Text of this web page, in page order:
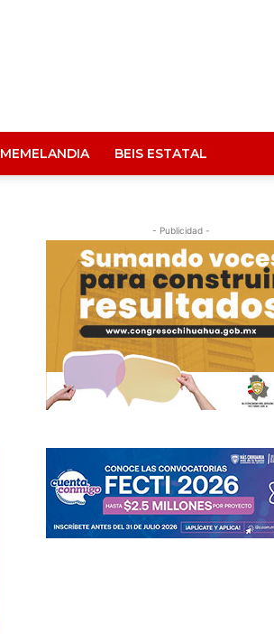
MEMELANDIA BEIS ESTATAL
- Publicidad -